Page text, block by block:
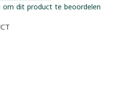
om dit product te beoordelen